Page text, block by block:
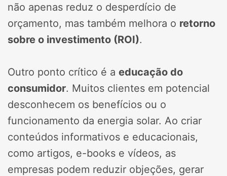
não apenas reduz o desperdício de
orçamento, mas também melhora o retorno
sobre o investimento (ROI).
Outro ponto crítico é a educação do
consumidor. Muitos clientes em potencial
desconhecem os benefícios ou o
funcionamento da energia solar. Ao criar
conteúdos informativos e educacionais,
como artigos, e-books e vídeos, as
empresas podem reduzir objeções, gerar